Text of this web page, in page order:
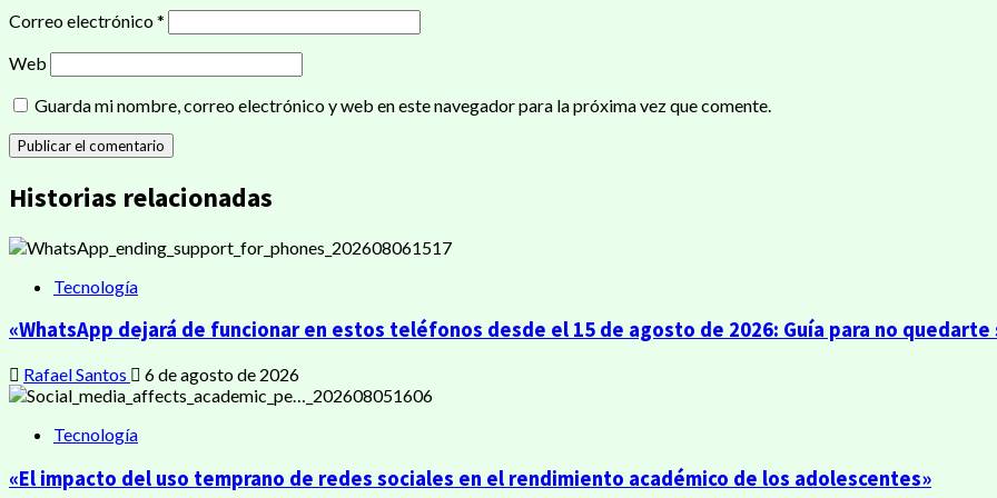
Correo electrónico*
Web
Guarda mi nombre, correo electrónico y web en este navegador para la próxima vez que comente.
Historias relacionadas
Tecnología
«WhatsApp dejará de funcionar en estos teléfonos desde el 15 de agosto de 2026: Guía para no quedarte
Rafael Santos 6 de agosto de 2026
Tecnología
«El impacto del uso temprano de redes sociales en el rendimiento académico de los adolescentes»